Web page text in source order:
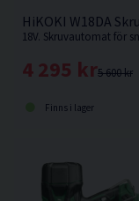
HiKOKI W18DA
5 600 kr
4 295 kr
Finns i lager